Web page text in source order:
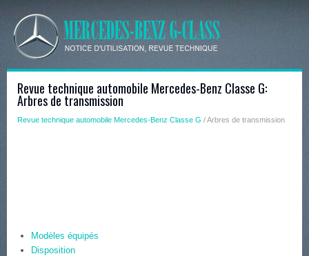
Revue technique automobile Mercedes-Benz Classe G:
Arbres de transmission
Revue technique automobile Mercedes-Benz Classe G / Arbres de transmission
Modèles équipés
Disposition